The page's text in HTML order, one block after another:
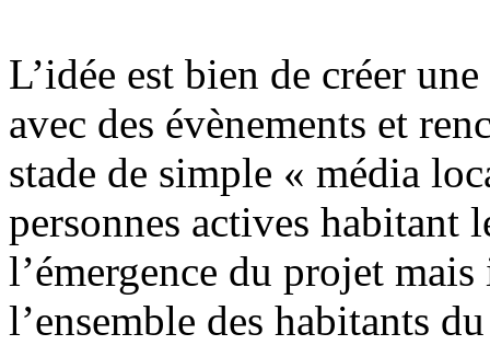
L’idée est bien de créer
avec des évènements et
stade de simple « média
personnes actives habitant
l’émergence du projet
l’ensemble des habitants